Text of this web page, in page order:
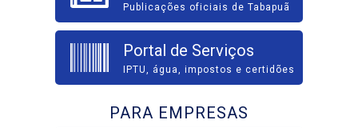
Publicações oficiais de Tabapuã
Portal de Serviços
IPTU, água, impostos e certidões
PARA EMPRESAS